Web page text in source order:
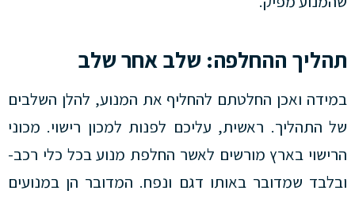
תהליך ההחלפה: שלב אחר שלב
במידה ואכן החלטתם להחליף את המנוע, להלן השלבים
של התהליך. ראשית, עליכם לפנות למכון רישוי. מכוני
הרישוי בארץ מורשים לאשר החלפת מנוע בכל כלי רכב-
ובלבד שמדובר באותו דגם ונפח. המדובר הן במנועים